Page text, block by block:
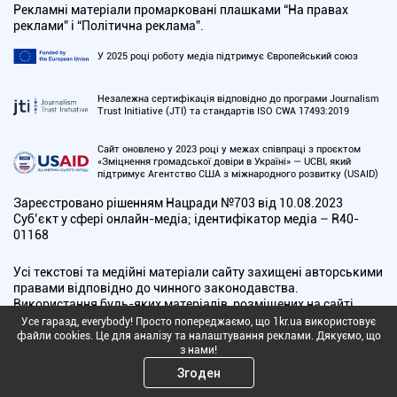
Рекламні матеріали промарковані плашками “На правах
реклами” і “Політична реклама”.
У 2025 році роботу медіа підтримує Європейський союз
Незалежна сертифікація відповідно до програми Journalism
Trust Initiative (JTI) та стандартів ISO CWA 17493:2019
Сайт оновлено у 2023 році у межах співпраці з проєктом
«Зміцнення громадської довіри в Україні» — UCBI, який
підтримує Агентство США з міжнародного розвитку (USAID)
Зареєстровано рішенням Нацради №703 від 10.08.2023
Cуб’єкт у сфері онлайн-медіа; ідентифікатор медіа – R40-
01168
Усі текстові та медійні матеріали сайту захищені авторськими
правами відповідно до чинного законодавства.
Використання будь-яких матеріалів, розміщених на сайті,
дозволяється за умови посилання на 1kr.ua. Воно має бути
розміщено незалежно від повного чи часткового
використання матеріалів. Для інтернет-видань обов'язкове
пряме, відкрите для пошукових систем гіперпосилання,
розміщене в підзаголовку або першому абзаці матеріалу. У
Усе гаразд, everybody! Просто попереджаємо, що 1kr.ua використовує
файли cookies. Це для аналізу та налаштування реклами. Дякуємо, що
з нами!
Згоден